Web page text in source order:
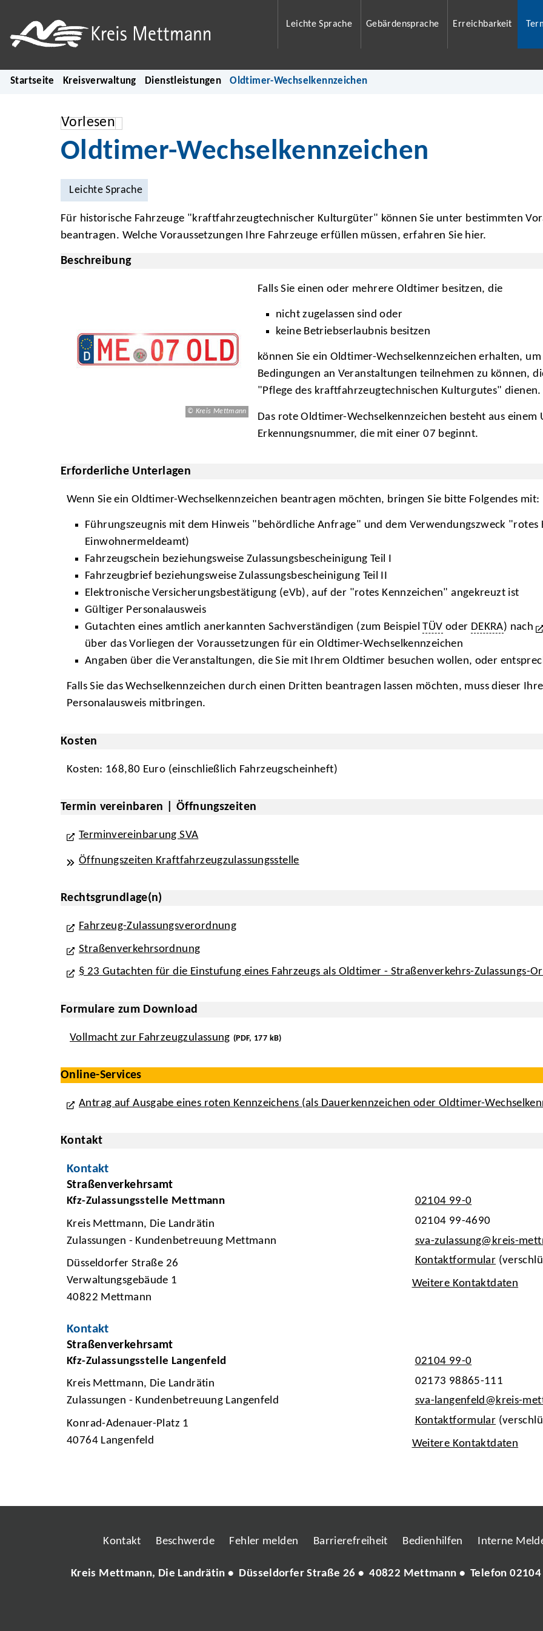
Leichte Sprache Gebärdensprache Erreichbarkeit
Startseite Kreisverwaltung Dienstleistungen Oldtimer-Wechselkennzeichen
Vorlesen
Oldtimer-Wechselkennzeichen
Leichte Sprache
Für historische Fahrzeuge "kraftfahrzeugtechnischer Kulturgüter" können Sie unter bestimmten
beantragen. Welche Voraussetzungen Ihre Fahrzeuge erfüllen müssen, erfahren Sie hier.
Beschreibung
© Kreis Mettmann
Falls Sie einen oder mehrere Oldtimer besitzen, die
nicht zugelassen sind oder
keine Betriebserlaubnis besitzen
können Sie ein Oldtimer-Wechselkennzeichen erhalten,
Bedingungen an Veranstaltungen teilnehmen zu können,
"Pflege des kraftfahrzeugtechnischen Kulturgutes" dienen.
Das rote Oldtimer-Wechselkennzeichen besteht aus
Erkennungsnummer, die mit einer 07 beginnt.
Erforderliche Unterlagen
Wenn Sie ein Oldtimer-Wechselkennzeichen beantragen möchten, bringen Sie bitte Folgendes mit:
Führungszeugnis mit dem Hinweis "behördliche Anfrage" und dem Verwendungszweck
Einwohnermeldeamt)
Fahrzeugschein beziehungsweise Zulassungsbescheinigung Teil I
Fahrzeugbrief beziehungsweise Zulassungsbescheinigung Teil II
Elektronische Versicherungsbestätigung (eVb), auf der "rotes Kennzeichen" angekreuzt ist
Gültiger Personalausweis
Gutachten eines amtlich anerkannten Sachverständigen (zum BeispielTÜV oder DEKRA) nach
über das Vorliegen der Voraussetzungen für ein Oldtimer-Wechselkennzeichen
Angaben über die Veranstaltungen, die Sie mit Ihrem Oldtimer besuchen wollen, oder
Falls Sie das Wechselkennzeichen durch einen Dritten beantragen lassen möchten, muss dieser Ihre
Personalausweis mitbringen.
Kosten
Kosten: 168,80 Euro (einschließlich Fahrzeugscheinheft)
Termin vereinbaren | Öffnungszeiten
Terminvereinbarung SVA
Öffnungszeiten Kraftfahrzeugzulassungsstelle
Rechtsgrundlage(n)
Fahrzeug-Zulassungsverordnung
Straßenverkehrsordnung
§ 23 Gutachten für die Einstufung eines Fahrzeugs als Oldtimer - Straßenverkehrs-Zulassungs-
Formulare zum Download
Vollmacht zur Fahrzeugzulassung (PDF, 177 kB)
Online-Services
Antrag auf Ausgabe eines roten Kennzeichens (als Dauerkennzeichen oder Oldtimer-
Kontakt
Kontakt
Straßenverkehrsamt
Kfz-Zulassungsstelle Mettmann
Kreis Mettmann, Die Landrätin
Zulassungen - Kundenbetreuung Mettmann
Düsseldorfer Straße 26
Verwaltungsgebäude 1
40822 Mettmann
02104 99-0
02104 99-4690
sva-zulassung@kreis-
Kontaktformular
Weitere Kontaktdaten
Kontakt
Straßenverkehrsamt
Kfz-Zulassungsstelle Langenfeld
Kreis Mettmann, Die Landrätin
Zulassungen - Kundenbetreuung Langenfeld
Konrad-Adenauer-Platz 1
40764 Langenfeld
02104 99-0
02173 98865-111
sva-langenfeld@kreis-
Kontaktformular
Weitere Kontaktdaten
Kontakt Beschwerde Fehler melden Barrierefreiheit Bedienhilfen Interne
Kreis Mettmann, Die Landrätin • Düsseldorfer Straße 26 • 40822 Mettmann • Telefon